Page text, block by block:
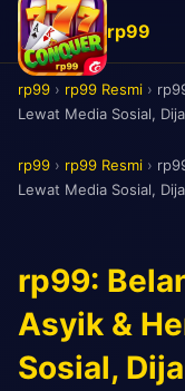
rp99
rp99 › rp99 Resmi ›
Lewat Media Sosial,
rp99 › rp99 Resmi ›
Lewat Media Sosial,
rp99:
Asyik &
Sosial,